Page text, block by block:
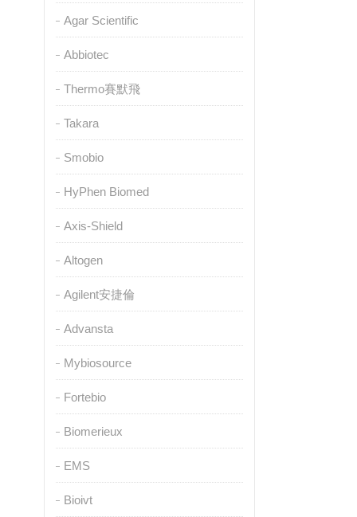
Agar Scientific
Abbiotec
Thermo賽默飛
Takara
Smobio
HyPhen Biomed
Axis-Shield
Altogen
Agilent安捷倫
Advansta
Mybiosource
Fortebio
Biomerieux
EMS
Bioivt